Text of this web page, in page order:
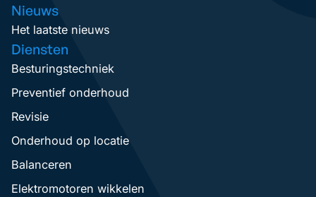
Nieuws
Het laatste nieuws
Diensten
Besturingstechniek
Preventief onderhoud
Revisie
Onderhoud op locatie
Balanceren
Elektromotoren wikkelen